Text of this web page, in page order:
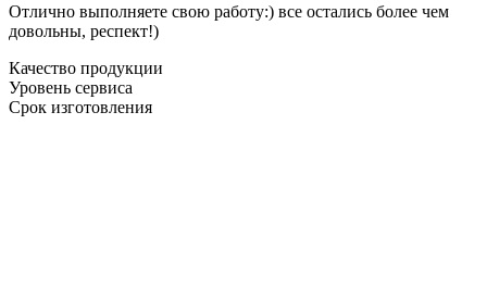
Отлично выполняете свою работу:) все остались более чем
довольны, респект!)
Качество продукции
Уровень сервиса
Срок изготовления